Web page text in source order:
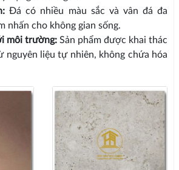
Đá có nhiều màu sắc và vân đá đa
nhấn cho không gian sống.
môi trường:Sản phẩm được khai thác
nguyên liệu tự nhiên, không chứa hóa